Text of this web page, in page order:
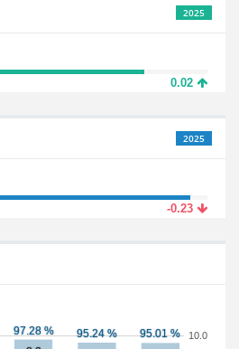
2025
0.02
2025
-0.23
10.0